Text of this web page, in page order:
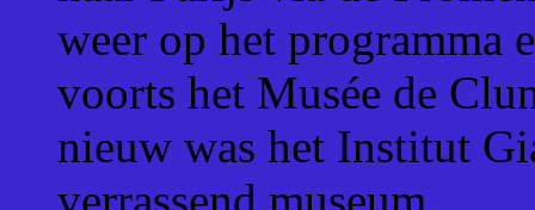
weer op het programma
voorts het Musée de
nieuw was het Institut
verrassend museum.